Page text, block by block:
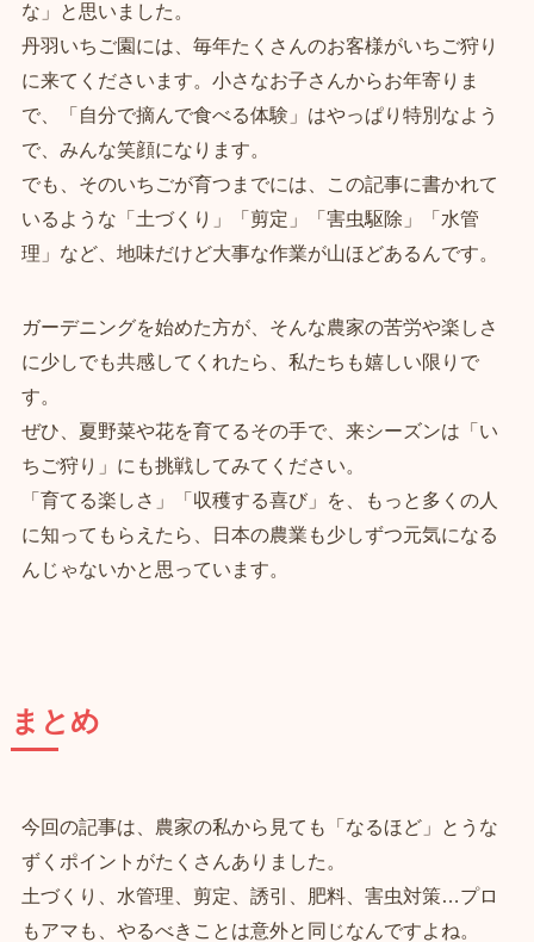
な」と思いました。
丹羽いちご園には、毎年たくさんのお客様がいちご狩り
に来てくださいます。小さなお子さんからお年寄りま
で、「自分で摘んで食べる体験」はやっぱり特別なよう
で、みんな笑顔になります。
でも、そのいちごが育つまでには、この記事に書かれて
いるような「土づくり」「剪定」「害虫駆除」「水管
理」など、地味だけど大事な作業が山ほどあるんです。
ガーデニングを始めた方が、そんな農家の苦労や楽しさ
に少しでも共感してくれたら、私たちも嬉しい限りで
す。
ぜひ、夏野菜や花を育てるその手で、来シーズンは「い
ちご狩り」にも挑戦してみてください。
「育てる楽しさ」「収穫する喜び」を、もっと多くの人
に知ってもらえたら、日本の農業も少しずつ元気になる
んじゃないかと思っています。
まとめ
今回の記事は、農家の私から見ても「なるほど」とうな
ずくポイントがたくさんありました。
土づくり、水管理、剪定、誘引、肥料、害虫対策…プロ
もアマも、やるべきことは意外と同じなんですよね。